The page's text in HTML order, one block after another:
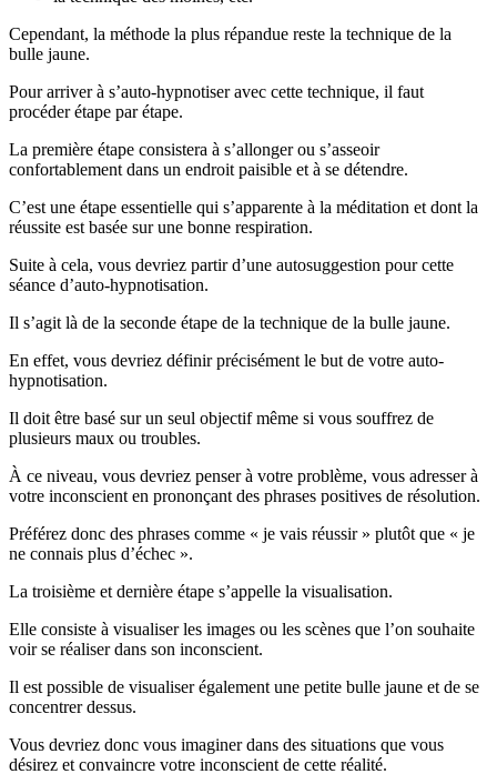
Cependant, la méthode la plus répandue reste la technique de la
bulle jaune.
Pour arriver à s’auto-hypnotiser avec cette technique, il faut
procéder étape par étape.
La première étape consistera à s’allonger ou s’asseoir
confortablement dans un endroit paisible et à se détendre.
C’est une étape essentielle qui s’apparente à la méditation et dont la
réussite est basée sur une bonne respiration.
Suite à cela, vous devriez partir d’une autosuggestion pour cette
séance d’auto-hypnotisation.
Il s’agit là de la seconde étape de la technique de la bulle jaune.
En effet, vous devriez définir précisément le but de votre auto-
hypnotisation.
Il doit être basé sur un seul objectif même si vous souffrez de
plusieurs maux ou troubles.
À ce niveau, vous devriez penser à votre problème, vous adresser à
votre inconscient en prononçant des phrases positives de résolution.
Préférez donc des phrases comme « je vais réussir » plutôt que « je
ne connais plus d’échec ».
La troisième et dernière étape s’appelle la visualisation.
Elle consiste à visualiser les images ou les scènes que l’on souhaite
voir se réaliser dans son inconscient.
Il est possible de visualiser également une petite bulle jaune et de se
concentrer dessus.
Vous devriez donc vous imaginer dans des situations que vous
désirez et convaincre votre inconscient de cette réalité.